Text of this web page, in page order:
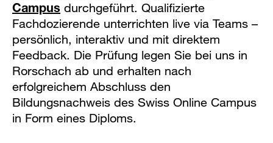
Campus durchgeführt. Qualifizierte
Fachdozierende unterrichten live via Teams –
persönlich, interaktiv und mit direktem
Feedback. Die Prüfung legen Sie bei uns in
Rorschach ab und erhalten nach
erfolgreichem Abschluss den
Bildungsnachweis des Swiss Online Campus
in Form eines Diploms.